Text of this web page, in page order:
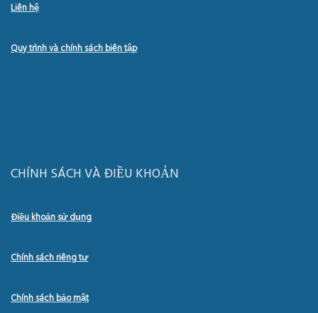
Liên hệ
Quy trình và chính sách biên tập
CHÍNH SÁCH VÀ ĐIỀU KHOẢN
Điều khoản sử dụng
Chính sách riêng tư
Chính sách bảo mật